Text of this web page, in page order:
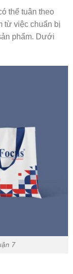
thể tuân theo
từ việc chuẩn bị
phẩm. Dưới
7